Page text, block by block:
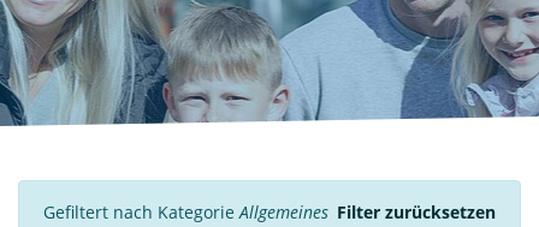
Gefiltert nach Kategorie Allgemeines Filter zurücksetzen